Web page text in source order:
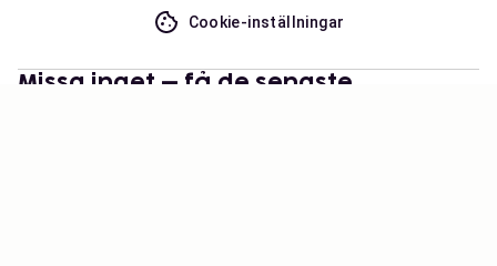
Cookie-inställningar
Missa inget – få de senaste